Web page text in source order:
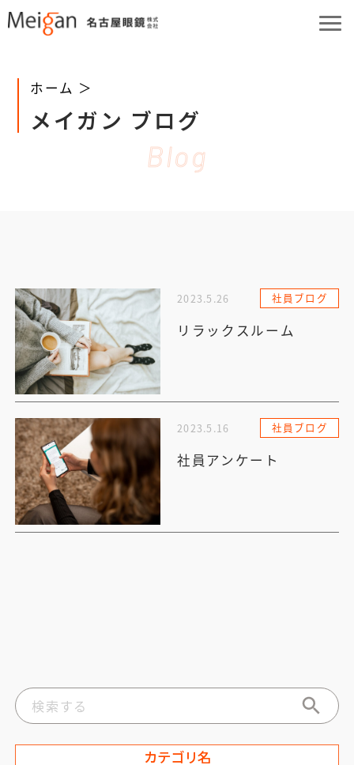
Blog
ホーム ＞
メイガン ブログ
2023.5.26 社員ブログ
リラックスルーム
2023.5.16 社員ブログ
社員アンケート
カテゴリ名